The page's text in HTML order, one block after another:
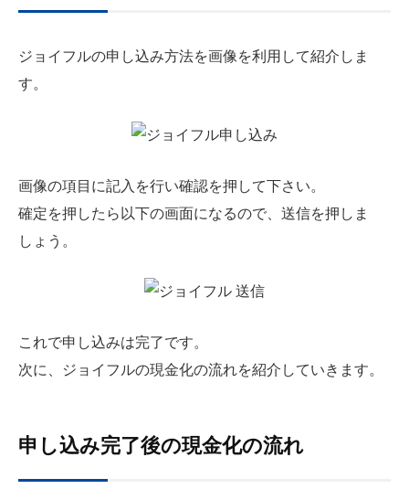
ジョイフルの申し込み方法を画像を利用して紹介しま
す。
画像の項目に記入を行い確認を押して下さい。
確定を押したら以下の画面になるので、送信を押しま
しょう。
これで申し込みは完了です。
次に、ジョイフルの現金化の流れを紹介していきます。
申し込み完了後の現金化の流れ